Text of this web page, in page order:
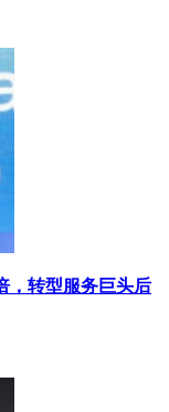
，转型服务巨头后